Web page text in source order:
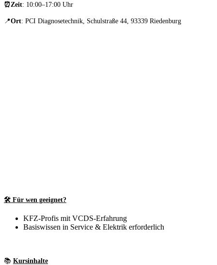
⏰Zeit: 10:00–17:00 Uhr
📍Ort: PCI Diagnosetechnik, Schulstraße 44, 93339 Riedenburg
🛠️ Für wen geeignet?
KFZ-Profis mit VCDS-Erfahrung
Basiswissen in Service & Elektrik erforderlich
📚 Kursinhalte